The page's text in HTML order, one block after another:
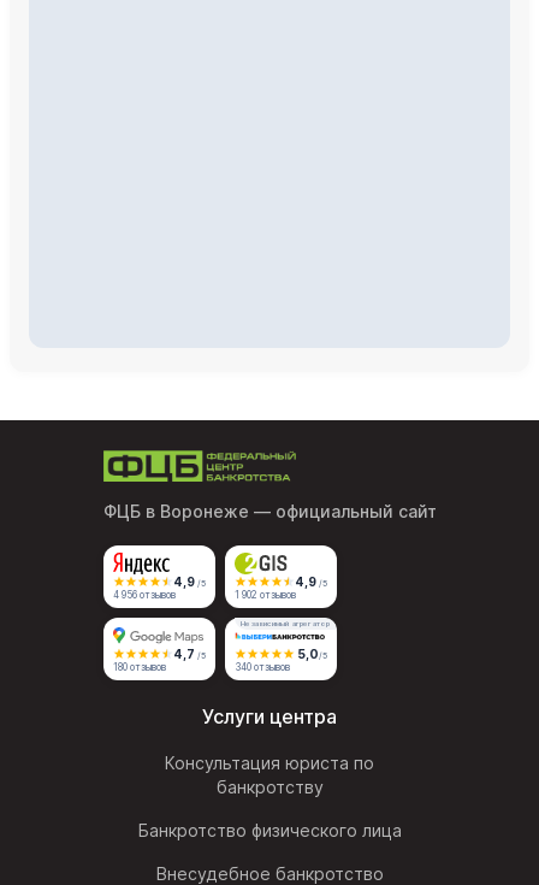
ФЦБ в Воронеже — официальный сайт
4,9 /5
4 956 отзывов
4,9 /5
1 902 отзывов
4,7 /5
180 отзывов
Независимый агрегатор
5,0/5
340 отзывов
Услуги центра
Консультация юриста по
банкротству
Банкротство физического лица
Внесудебное банкротство